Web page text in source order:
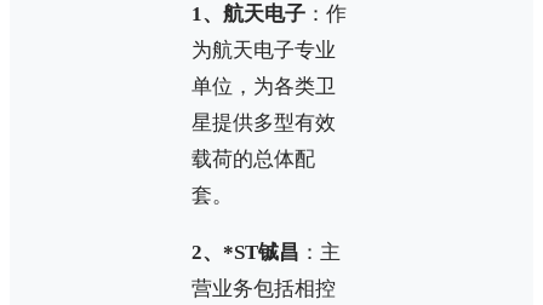
1、航天电子 ：作
为航天电子专业
单位，为各类卫
星提供多型有效
载荷的总体配
套。
2、*ST铖昌 ：主
营业务包括相控